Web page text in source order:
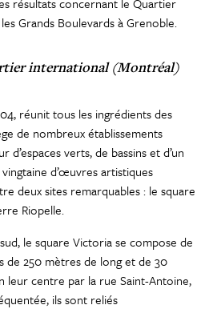
Grands Boulevards à Grenoble.
international (Montréal)
réunit tous les ingrédients des
de nombreux établissements
d’espaces verts, de bassins et d’un
d’œuvres artistiques
deux sites remarquables : le square
Riopelle.
le square Victoria se compose de
de 250 mètres de long et de 30
leur centre par la rue Saint-Antoine,
ils sont reliés